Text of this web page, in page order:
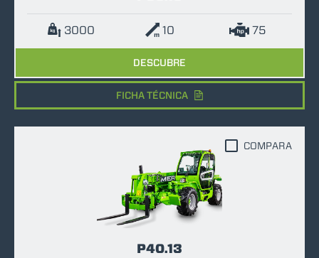
3000 10 75
DESCUBRE
FICHA TÉCNICA
P40.13
COMPARA